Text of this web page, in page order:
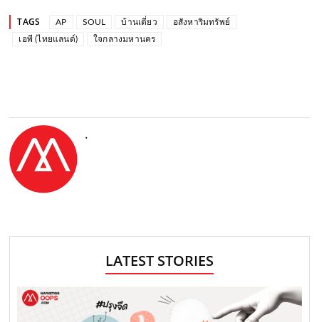
TAGS AP SOUL บ้านเดี่ยว
อสังหาริมทรัพย์
เอพี (ไทยแลนด์)
ใจกลางมหานคร
.
LATEST STORIES